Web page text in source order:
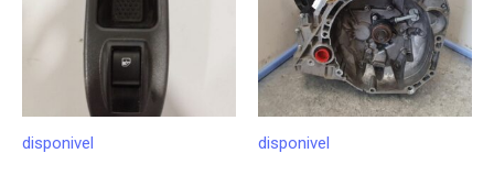
disponivel disponivel